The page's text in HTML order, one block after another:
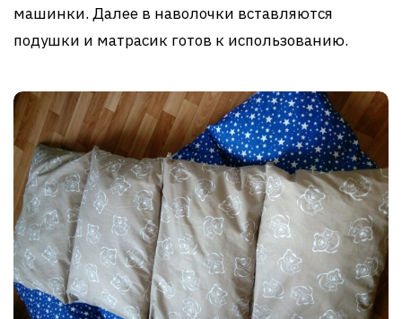
машинки. Далее в наволочки вставляются
подушки и матрасик готов к использованию.